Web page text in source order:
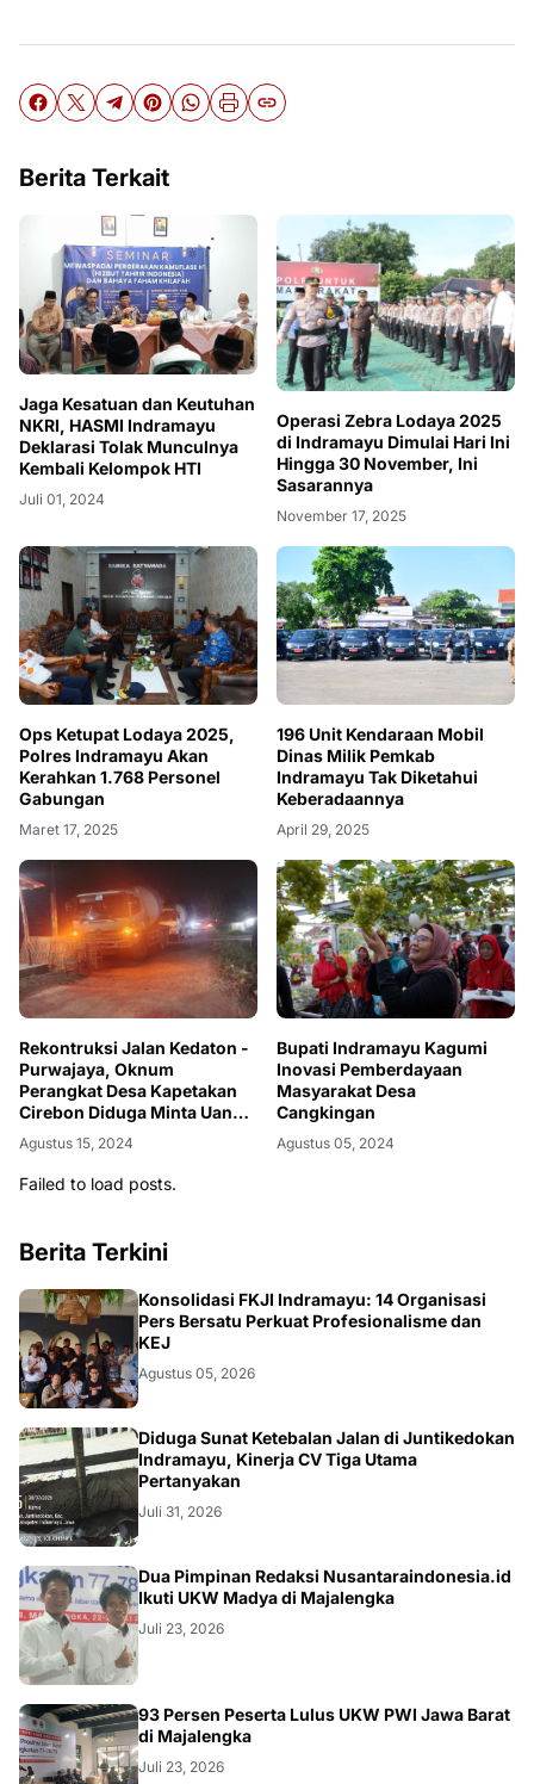
Berita Terkait
Jaga Kesatuan dan Keutuhan
NKRI, HASMI Indramayu
Deklarasi Tolak Munculnya
Kembali Kelompok HTI
Juli 01, 2024
Operasi Zebra Lodaya 2025
di Indramayu Dimulai Hari Ini
Hingga 30 November, Ini
Sasarannya
November 17, 2025
Ops Ketupat Lodaya 2025,
Polres Indramayu Akan
Kerahkan 1.768 Personel
Gabungan
Maret 17, 2025
196 Unit Kendaraan Mobil
Dinas Milik Pemkab
Indramayu Tak Diketahui
Keberadaannya
April 29, 2025
Rekontruksi Jalan Kedaton -
Purwajaya, Oknum
Perangkat Desa Kapetakan
Cirebon Diduga Minta Uang
Koordinasi Hingga Rp15 Juta
Agustus 15, 2024
Bupati Indramayu Kagumi
Inovasi Pemberdayaan
Masyarakat Desa
Cangkingan
Agustus 05, 2024
Failed to load posts.
Berita Terkini
Konsolidasi FKJI Indramayu: 14 Organisasi
Pers Bersatu Perkuat Profesionalisme dan
KEJ
Agustus 05, 2026
KRIMINAL
Diduga Sunat Ketebalan Jalan di Juntikedokan
Indramayu, Kinerja CV Tiga Utama
Pertanyakan
Juli 31, 2026
Dua Pimpinan Redaksi Nusantaraindonesia.id
Ikuti UKW Madya di Majalengka
Juli 23, 2026
93 Persen Peserta Lulus UKW PWI Jawa Barat
di Majalengka
Juli 23, 2026